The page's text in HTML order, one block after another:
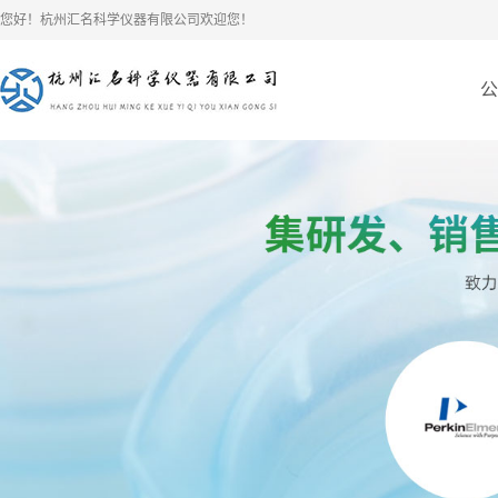
您好！杭州汇名科学仪器有限公司欢迎您！